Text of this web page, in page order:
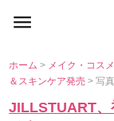
ホーム> メイク・コス
＆スキンケア発売> 写
JILLSTUART、